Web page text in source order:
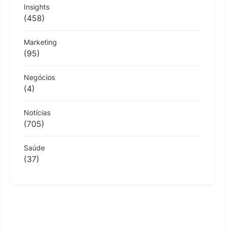
Insights
(458)
Marketing
(95)
Negócios
(4)
Notícias
(705)
Saúde
(37)